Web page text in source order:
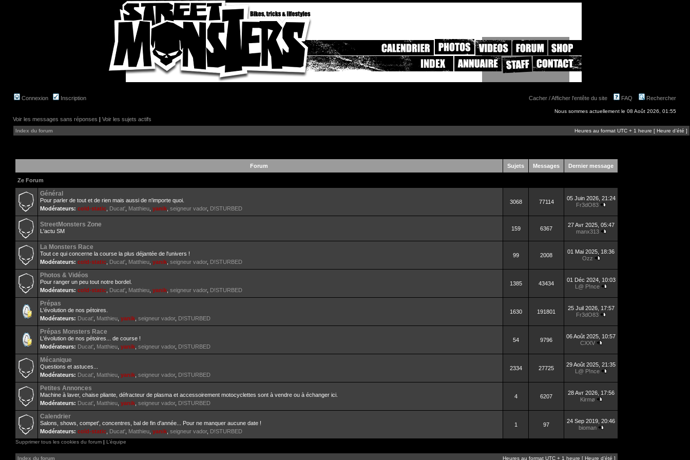
Connexion Inscription Cacher / Afficher l'entête du site FAQ Rechercher
Nous sommes actuellement le 08 Août 2026, 01:55
Voir les messages sans réponses | Voir les sujets actifs
Index du forum Heures au format UTC + 1 heure [ Heure d’été ]
Forum Sujets Messages Dernier message
Ze Forum
Général
Pour parler de tout et de rien mais aussi de n'importe quoi.
Modérateurs: cold-static Ducat' Matthieu yanik seigneur vador, D!STURBED
3068 77114
05 Juin 2026, 21:24
Fr3dO83
StreetMonsters Zone
L'actu SM 159 6367
27 Avr 2025, 05:47
manx313
La Monsters Race
Tout ce qui concerne la course la plus déjantée de l'univers !
Modérateurs: cold-static Ducat' Matthieu yanik seigneur vador, D!STURBED
99 2008
01 Mai 2025, 18:36
Ozz
Photos & Vidéos
Pour ranger un peu tout notre bordel.
Modérateurs: cold-static Ducat' Matthieu yanik seigneur vador, D!STURBED
1385 43434
01 Déc 2024, 10:03
L@ P!nce
Prépas
L'évolution de nos pétoires.
Modérateurs: Ducat' Matthieu yanik seigneur vador, D!STURBED
1630 191801
25 Juil 2026, 17:57
Fr3dO83
Prépas Monsters Race
L'évolution de nos pétoires... de course !
Modérateurs: Ducat' Matthieu yanik seigneur vador, D!STURBED
54 9796
06 Août 2025, 10:57
CXXV
Mécanique
Questions et astuces...
Modérateurs: Ducat' Matthieu yanik seigneur vador, D!STURBED
2334 27725
29 Août 2025, 21:35
L@ P!nce
Petites Annonces
Machine à laver, chaise pliante, défracteur de plasma et accessoirement motocyclettes sont à vendre ou à échanger ici.
Modérateurs: Ducat' Matthieu yanik seigneur vador, D!STURBED
4 6207
28 Avr 2026, 17:56
Kirmø
Calendrier
Salons, shows, compet', concentres, bal de fin d'année... Pour ne manquer aucune date !
Modérateurs: cold-static Ducat' Matthieu yanik seigneur vador, D!STURBED
1 97
24 Sep 2019, 20:46
bioman
Supprimer tous les cookies du forum | L’équipe
Index du forum Heures au format UTC + 1 heure [ Heure d’été ]